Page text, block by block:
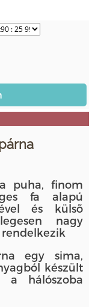
puha, finom
fa alapú
és külsõ
nagy
rendelkezik
egy sima,
készült
a hálószoba